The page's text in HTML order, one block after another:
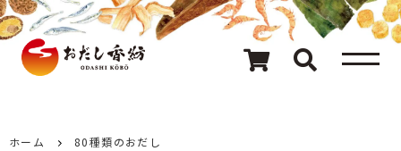
メニュー
80種類のおだし
カテゴリ一覧
ホーム 80種類のおだし